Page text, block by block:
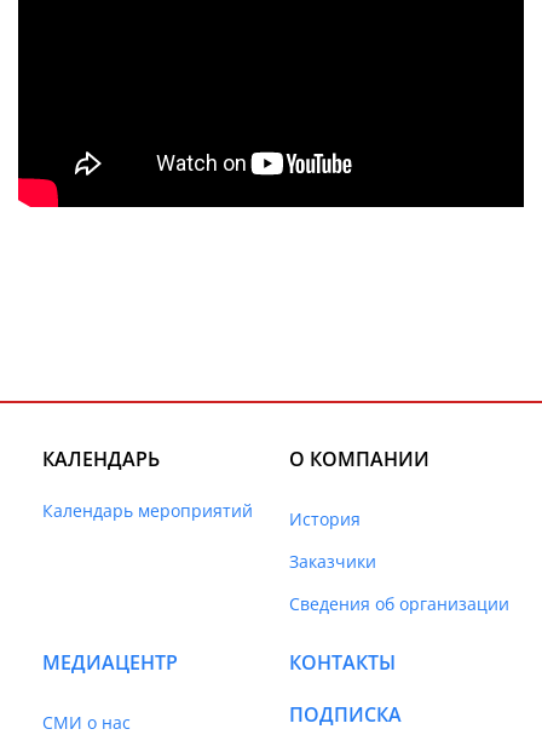
КАЛЕНДАРЬ
Календарь мероприятий
О КОМПАНИИ
История
Заказчики
Сведения об организации
МЕДИАЦЕНТР
СМИ о нас
КОНТАКТЫ
ПОДПИСКА